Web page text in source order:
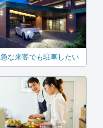
急な来客でも駐車したい